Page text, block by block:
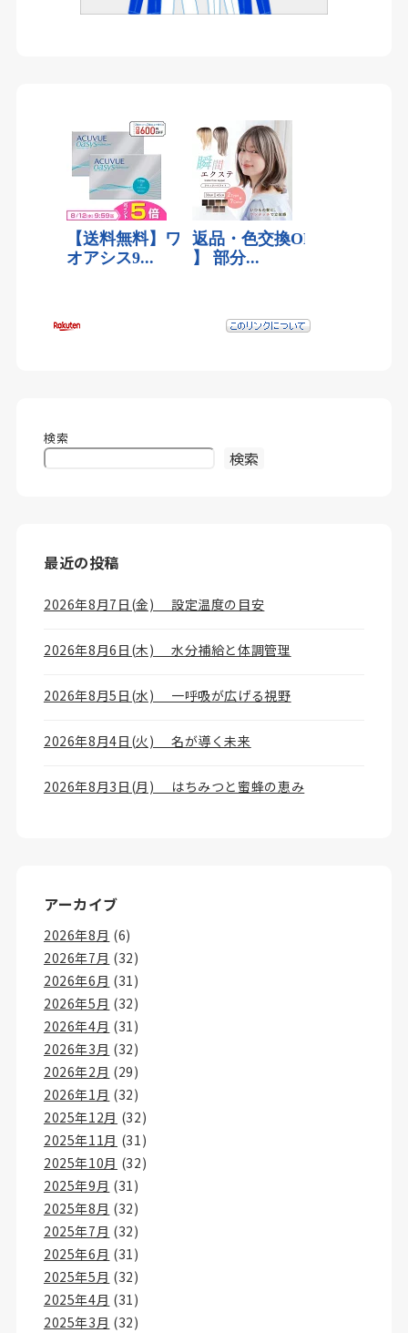
検索
検索
最近の投稿
2026年8月7日(金) 設定温度の目安
2026年8月6日(木) 水分補給と体調管理
2026年8月5日(水) 一呼吸が広げる視野
2026年8月4日(火) 名が導く未来
2026年8月3日(月) はちみつと蜜蜂の恵み
アーカイブ
2026年8月 (6)
2026年7月 (32)
2026年6月 (31)
2026年5月 (32)
2026年4月 (31)
2026年3月 (32)
2026年2月 (29)
2026年1月 (32)
2025年12月 (32)
2025年11月 (31)
2025年10月 (32)
2025年9月 (31)
2025年8月 (32)
2025年7月 (32)
2025年6月 (31)
2025年5月 (32)
2025年4月 (31)
2025年3月 (32)